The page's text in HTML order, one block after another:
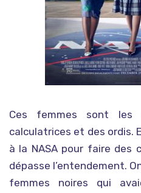
Ces femmes sont les
calculatrices et des ordis.
à la NASA pour faire des
dépasse l’entendement.
femmes noires qui